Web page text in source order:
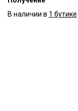
В наличии в 1 бутике